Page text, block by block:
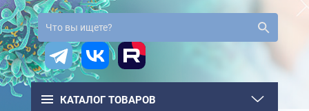
КАТАЛОГ ТОВАРОВ